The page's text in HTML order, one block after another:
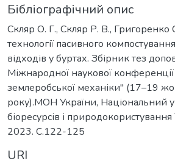
Бібліографічний опис
Скляр О. Г., Скляр Р. В., Григоренко
технології пасивного
відходів у буртах. Збірник тез
Міжнародної наукової
землеробської механіки" (17–19
року).МОН України, Національний
біоресурсів і природокористування
2023. С.122-125
URI